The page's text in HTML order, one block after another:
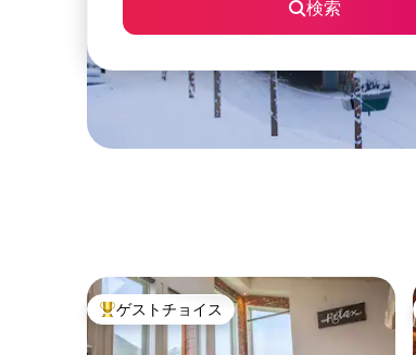
検索
大好評のゲストチョイスです。
ゲストチョイス